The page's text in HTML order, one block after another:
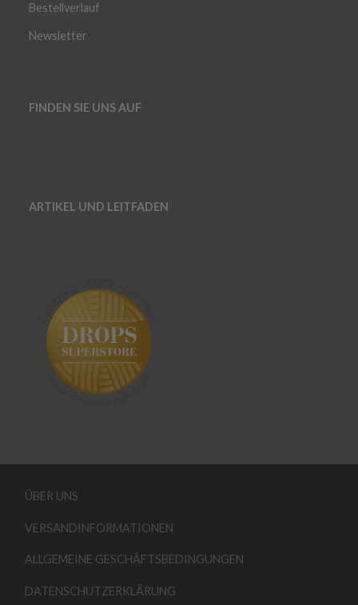
Bestellverlauf
Newsletter
FINDEN SIE UNS AUF
ARTIKEL UND LEITFADEN
ÜBER UNS
VERSANDINFORMATIONEN
ALLGEMEINE GESCHÄFTSBEDINGUNGEN
DATENSCHUTZERKLÄRUNG